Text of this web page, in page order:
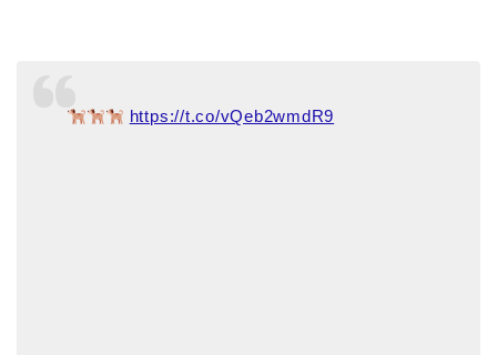
https://t.co/vQeb2wmdR9